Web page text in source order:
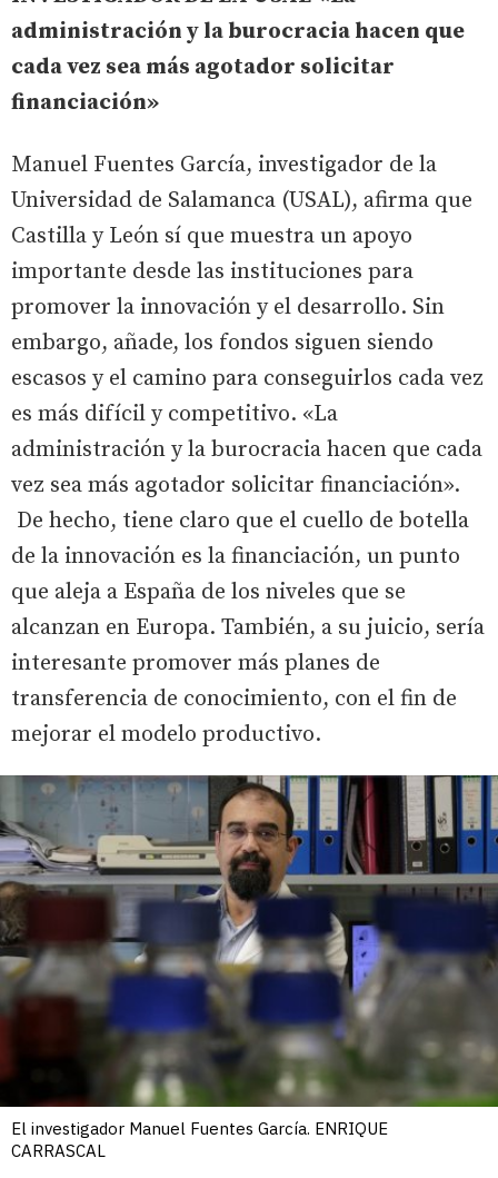
administración y la burocracia hacen que
cada vez sea más agotador solicitar
financiación»
Manuel Fuentes García, investigador de la
Universidad de Salamanca (USAL), afirma que
Castilla y León sí que muestra un apoyo
importante desde las instituciones para
promover la innovación y el desarrollo. Sin
embargo, añade, los fondos siguen siendo
escasos y el camino para conseguirlos cada vez
es más difícil y competitivo. «La
administración y la burocracia hacen que cada
vez sea más agotador solicitar financiación».
De hecho, tiene claro que el cuello de botella
de la innovación es la financiación, un punto
que aleja a España de los niveles que se
alcanzan en Europa. También, a su juicio, sería
interesante promover más planes de
transferencia de conocimiento, con el fin de
mejorar el modelo productivo.
El investigador Manuel Fuentes García. ENRIQUE
CARRASCAL